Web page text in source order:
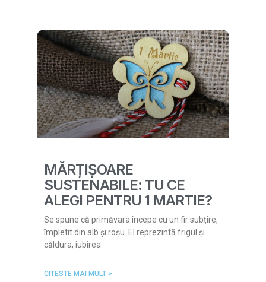
MĂRȚIȘOARE
SUSTENABILE: TU CE
ALEGI PENTRU 1 MARTIE?
Se spune că primăvara începe cu un fir subțire,
împletit din alb și roșu. El reprezintă frigul și
căldura, iubirea
CITESTE MAI MULT >